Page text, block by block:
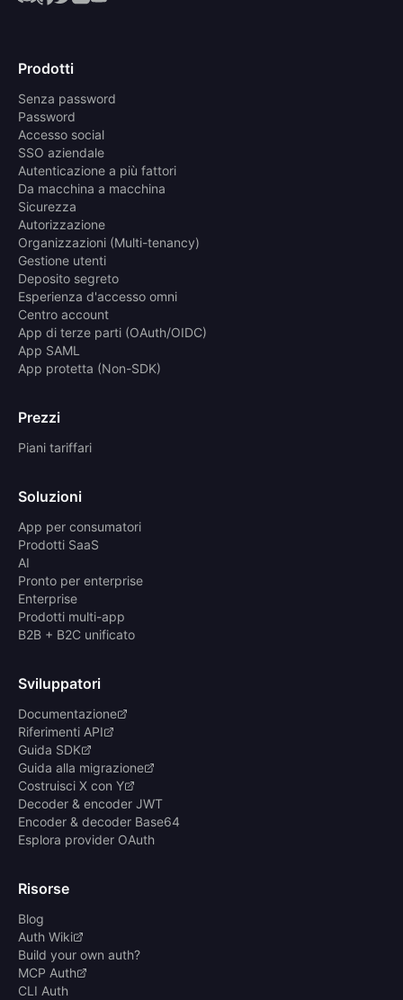
Prodotti
Senza password
Password
Accesso social
SSO aziendale
Autenticazione a più fattori
Da macchina a macchina
Sicurezza
Autorizzazione
Organizzazioni (Multi-tenancy)
Gestione utenti
Deposito segreto
Esperienza d'accesso omni
Centro account
App di terze parti (OAuth/OIDC)
App SAML
App protetta (Non-SDK)
Prezzi
Piani tariffari
Soluzioni
App per consumatori
Prodotti SaaS
AI
Pronto per enterprise
Enterprise
Prodotti multi-app
B2B + B2C unificato
Sviluppatori
Documentazione
Riferimenti API
Guida SDK
Guida alla migrazione
Costruisci X con Y
Decoder & encoder JWT
Encoder & decoder Base64
Esplora provider OAuth
Risorse
Blog
Auth Wiki
Build your own auth?
MCP Auth
CLI Auth